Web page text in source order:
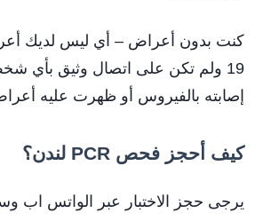
19 ولم تكن على اتصال وثيق بأي
إصابته بالفيروس أو ظهرت عليه
كيف أحجز فحص PCR لندن؟
يرجى حجز الاختبار عبر الواتس اب